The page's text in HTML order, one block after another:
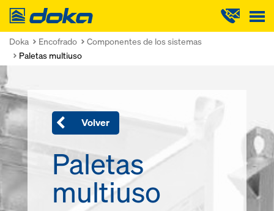
Doka
Doka Encofrado
Componentes de los sistemas
Paletas multiuso
Volver
Paletas
multiuso